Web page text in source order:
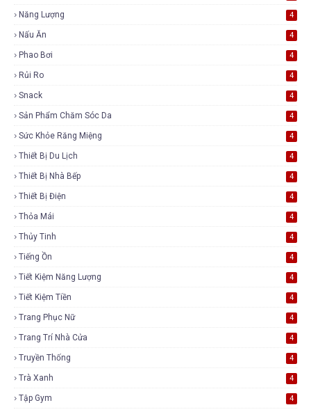
Năng Lượng 4
Nấu Ăn 4
Phao Bơi 4
Rủi Ro 4
Snack 4
Sản Phẩm Chăm Sóc Da 4
Sức Khỏe Răng Miệng 4
Thiết Bị Du Lịch 4
Thiết Bị Nhà Bếp 4
Thiết Bị Điện 4
Thỏa Mái 4
Thủy Tinh 4
Tiếng Ồn 4
Tiết Kiệm Năng Lượng 4
Tiết Kiệm Tiền 4
Trang Phục Nữ 4
Trang Trí Nhà Cửa 4
Truyền Thống 4
Trà Xanh 4
Tập Gym 4